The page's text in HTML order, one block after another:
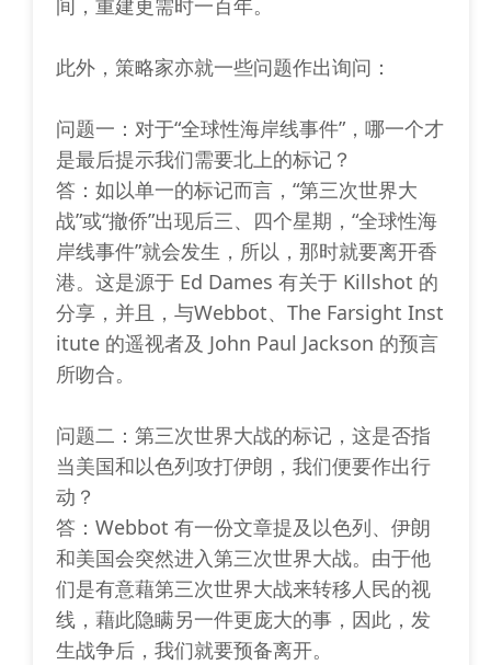
间，重建更需时一百年。
此外，策略家亦就一些问题作出询问：
问题一：对于“全球性海岸线事件”，哪一个才
是最后提示我们需要北上的标记？
答：如以单一的标记而言，“第三次世界大
战”或“撤侨”出现后三、四个星期，“全球性海
岸线事件”就会发生，所以，那时就要离开香
港。这是源于 Ed Dames 有关于 Killshot 的
分享，并且，与Webbot、The Farsight Inst
itute 的遥视者及 John Paul Jackson 的预言
所吻合。
问题二：第三次世界大战的标记，这是否指
当美国和以色列攻打伊朗，我们便要作出行
动？
答：Webbot 有一份文章提及以色列、伊朗
和美国会突然进入第三次世界大战。由于他
们是有意藉第三次世界大战来转移人民的视
线，藉此隐瞒另一件更庞大的事，因此，发
生战争后，我们就要预备离开。